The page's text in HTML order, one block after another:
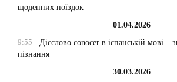
щоденних поїздок
01.04.2026
9:55
Дієслово conocer в іспанській мові –
пізнання
30.03.2026